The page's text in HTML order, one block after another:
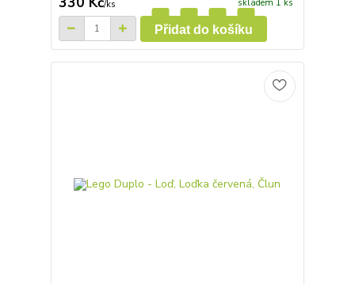
/ks skladem 1 ks
Přidat do košíku